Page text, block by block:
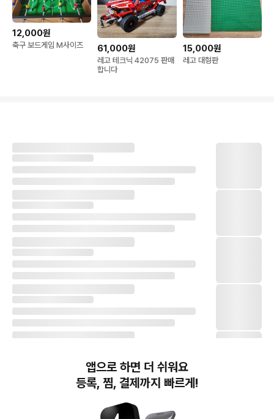
12,000원
축구 보드게임 M사이즈 61,000원
레고 테크닉 42075 판매
합니다
15,000원
레고 대형판
앱으로 하면 더 쉬워요
등록, 찜, 결제까지 빠르게!